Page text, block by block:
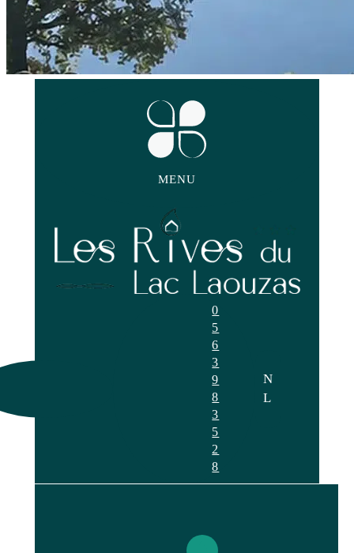
MENU
0
5
6
3
9
8
3
5
2
8
N
L